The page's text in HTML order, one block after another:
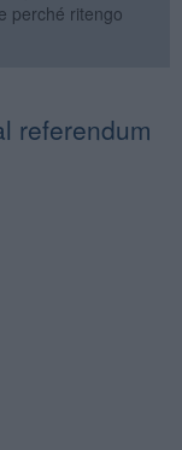
perché ritengo
referendum